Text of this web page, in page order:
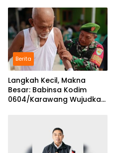
Berita
Langkah Kecil, Makna
Besar: Babinsa Kodim
0604/Karawang Wujudkan